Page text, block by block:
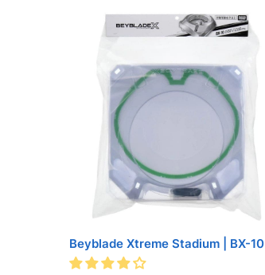
Beyblade Xtreme Stadium | BX-10